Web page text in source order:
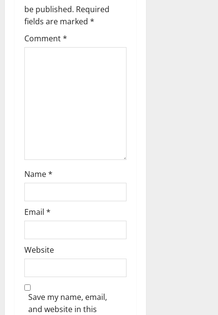
be published. Required
fields are marked *
Comment*
Name*
Email *
Website
Save my name, email,
and website in this